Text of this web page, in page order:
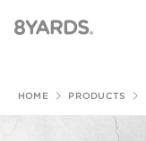
HOME PRODUCTS